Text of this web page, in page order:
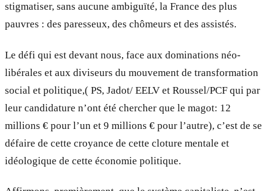
stigmatiser, sans aucune ambiguïté, la France des plus
pauvres : des paresseux, des chômeurs et des assistés.
Le défi qui est devant nous, face aux dominations néo-
libérales et aux diviseurs du mouvement de transformation
social et politique,( PS, Jadot/ EELV et Roussel/PCF qui par
leur candidature n’ont été chercher que le magot: 12
millions € pour l’un et 9 millions € pour l’autre), c’est de se
défaire de cette croyance de cette cloture mentale et
idéologique de cette économie politique.